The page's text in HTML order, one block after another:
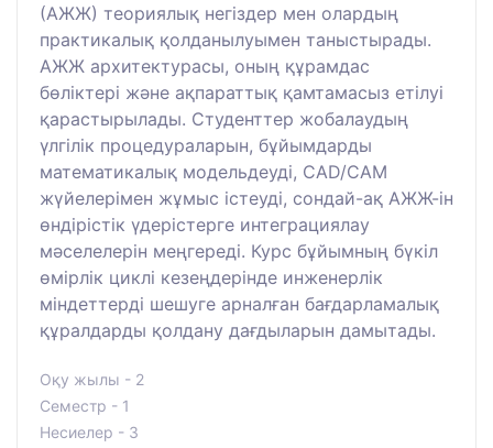
(АЖЖ) теориялық негіздер мен олардың
практикалық қолданылуымен таныстырады.
АЖЖ архитектурасы, оның құрамдас
бөліктері және ақпараттық қамтамасыз етілуі
қарастырылады. Студенттер жобалаудың
үлгілік процедураларын, бұйымдарды
математикалық модельдеуді, CAD/CAM
жүйелерімен жұмыс істеуді, сондай-ақ АЖЖ-ін
өндірістік үдерістерге интеграциялау
мәселелерін меңгереді. Курс бұйымның бүкіл
өмірлік циклі кезеңдерінде инженерлік
міндеттерді шешуге арналған бағдарламалық
құралдарды қолдану дағдыларын дамытады.
Оқу жылы - 2
Семестр - 1
Несиелер - 3